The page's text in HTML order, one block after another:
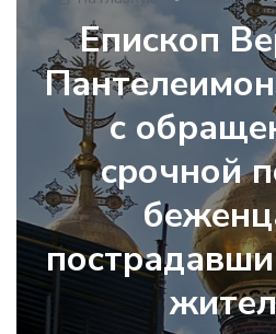
Епископ
с
срочной